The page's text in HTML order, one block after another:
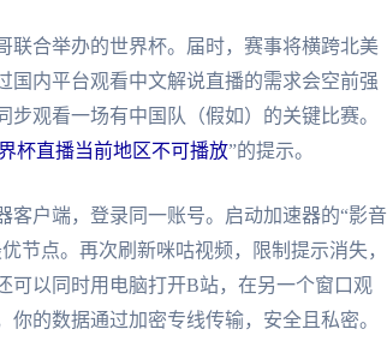
联合举办的世界杯。届时，赛事将横跨北美
国内平台观看中文解说直播的需求会空前强
观看一场有中国队（假如）的关键比赛。
杯直播当前地区不可播放”的提示。
户端，登录同一账号。启动加速器的“影音
节点。再次刷新咪咕视频，限制提示消失，
可以同时用电脑打开B站，在另一个窗口观
的数据通过加密专线传输，安全且私密。